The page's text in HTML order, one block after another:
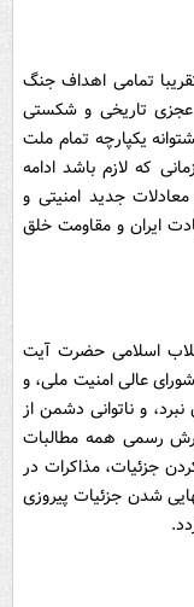
تمامی اهداف جنگ
تاریخی و شکستی
یکپارچه تمام ملت
که لازم باشد ادامه
جدید امنیتی و
ایران و مقاومت خلق
اسلامی حضرت آیت
عالی امنیت ملی، و
و ناتوانی دشمن از
رسمی همه مطالبات
جزئیات، مذاکرات در
تا ظرف حداکثر ۱۵ روز با نهایی شدن جزئیات پیروزی